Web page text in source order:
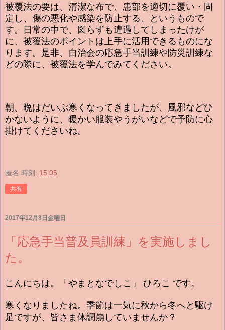
被覆法の要は、清潔な布で、患部を適切に覆い・固
定し、傷の悪化や感染を防止する、というもので
す。日常の中で、図らずも遭遇してしまったけが
に、被覆法のポイントは上手に活用できるものにな
ります。是非、自治会の応急手当訓練や防災訓練な
どの際に、被覆法を学んでみてください。
朝、晩はだいぶ寒くなってきましたが、風邪などひ
かないように、暖かい服装やうがいなどで予防に心
掛けてくださいね。
匿名 時刻: 15:05
共有
2017年12月8日金曜日
「応急手当普及員訓練」を実施しまし
た。
こんにちは。「やまとなでしこ」 ひろこ です。
寒くなりましたね。季節は一気に秋から冬へと駆け
足ですが、 皆さま体調崩していませんか？